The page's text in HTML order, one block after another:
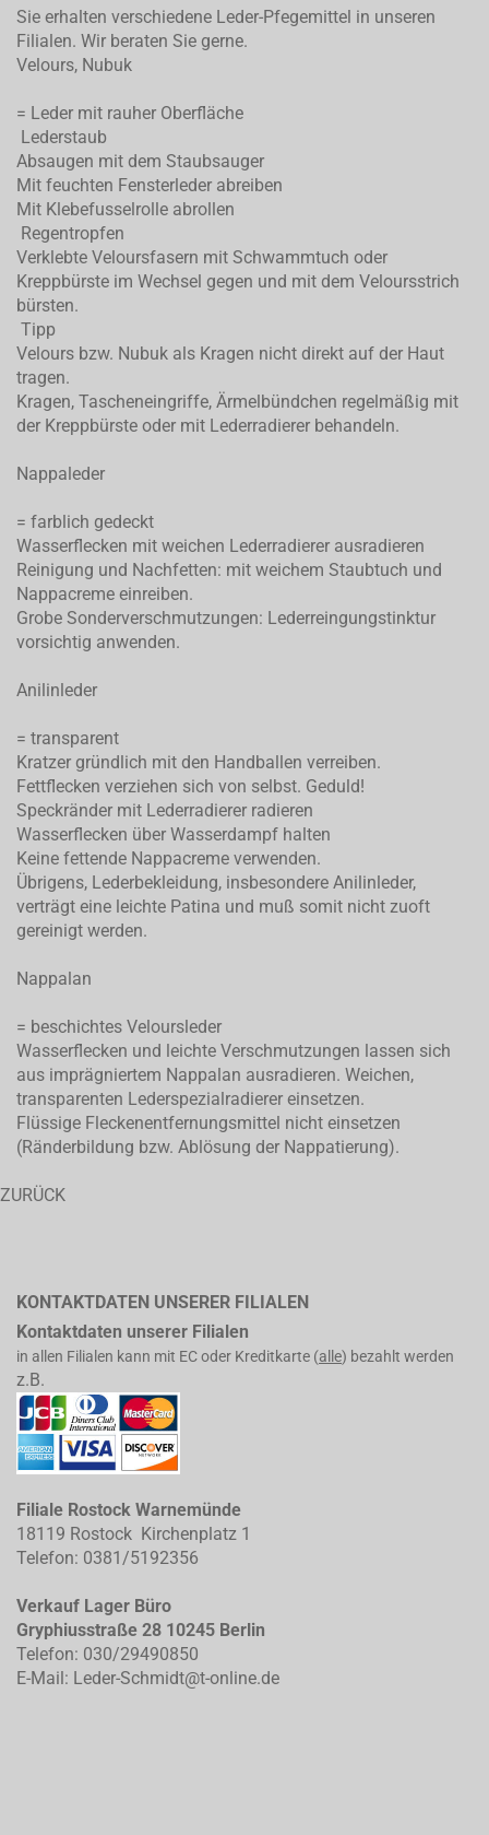
Sie erhalten verschiedene Leder-Pfegemittel in unseren
Filialen. Wir beraten Sie gerne.
Velours, Nubuk
= Leder mit rauher Oberfläche
Lederstaub
Absaugen mit dem Staubsauger
Mit feuchten Fensterleder abreiben
Mit Klebefusselrolle abrollen
Regentropfen
Verklebte Veloursfasern mit Schwammtuch oder
Kreppbürste im Wechsel gegen und mit dem Veloursstrich
bürsten.
Tipp
Velours bzw. Nubuk als Kragen nicht direkt auf der Haut
tragen.
Kragen, Tascheneingriffe, Ärmelbündchen regelmäßig mit
der Kreppbürste oder mit Lederradierer behandeln.
Nappaleder
= farblich gedeckt
Wasserflecken mit weichen Lederradierer ausradieren
Reinigung und Nachfetten: mit weichem Staubtuch und
Nappacreme einreiben.
Grobe Sonderverschmutzungen: Lederreingungstinktur
vorsichtig anwenden.
Anilinleder
= transparent
Kratzer gründlich mit den Handballen verreiben.
Fettflecken verziehen sich von selbst. Geduld!
Speckränder mit Lederradierer radieren
Wasserflecken über Wasserdampf halten
Keine fettende Nappacreme verwenden.
Übrigens, Lederbekleidung, insbesondere Anilinleder,
verträgt eine leichte Patina und muß somit nicht zuoft
gereinigt werden.
Nappalan
= beschichtes Veloursleder
Wasserflecken und leichte Verschmutzungen lassen sich
aus imprägniertem Nappalan ausradieren. Weichen,
transparenten Lederspezialradierer einsetzen.
Flüssige Fleckenentfernungsmittel nicht einsetzen
(Ränderbildung bzw. Ablösung der Nappatierung).
ZURÜCK
KONTAKTDATEN UNSERER FILIALEN
Kontaktdaten unserer Filialen
in allen Filialen kann mit EC oder Kreditkarte (alle) bezahlt werden
z.B.
Filiale Rostock Warnemünde
18119 Rostock Kirchenplatz 1
Telefon: 0381/5192356
Verkauf Lager Büro
Gryphiusstraße 28 10245 Berlin
Telefon: 030/29490850
E-Mail: Leder-Schmidt@t-online.de